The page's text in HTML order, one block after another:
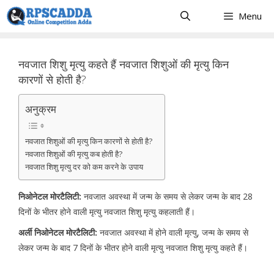
Skip
to
Menu
नवजात शिशु मृत्यु कहते हैं नवजात शिशुओं की मृत्यु किन
कारणों से होती है?
अनुक्रम
नवजात शिशुओं की मृत्यु किन कारणों से होती है?
नवजात शिशुओं की मृत्यु कब होती है?
नवजात शिशु मृत्यु दर को कम करने के उपाय
निओनेटल मोरटैलिटी: नवजात अवस्था में जन्म के समय से लेकर जन्म के बाद 28
दिनों के भीतर होने वाली मृत्यु नवजात शिशु मृत्यु कहलाती हैं।
अर्ली निओनेटल मोरटैलिटी: नवजात अवस्था में होने वाली मृत्यु, जन्म के समय से
लेकर जन्म के बाद 7 दिनों के भीतर होने वाली मृत्यु नवजात शिशु मृत्यु कहते हैं।